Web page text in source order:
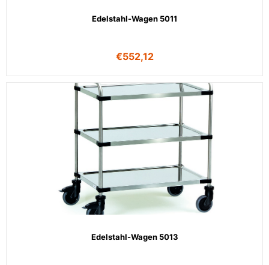
Edelstahl-Wagen 5011
€552,12
Edelstahl-Wagen 5013